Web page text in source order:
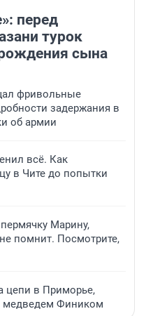
перед
турок
сына
фривольные
задержания в
об армии
всё. Как
в Чите до попытки
Марину,
помнит. Посмотрите,
в Приморье,
медведем Фиником